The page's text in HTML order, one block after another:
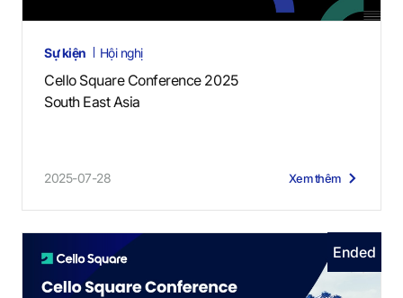
Sự kiện Hội nghị
Cello Square Conference 2025
South East Asia
2025-07-28 Xem thêm
Ended